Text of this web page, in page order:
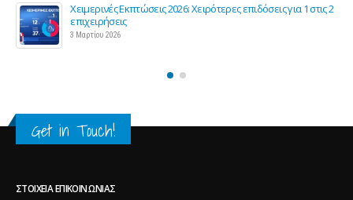
Χειμερινές Εκπτώσεις 2026: Χειρότερες επιδόσεις για 1 στις 2
επιχειρήσεις
3 Μαρτίου 2026
Get in Touch!
ΣΤΟΙΧΕΊΑ ΕΠΙΚΟΙΝΩΝΊΑΣ